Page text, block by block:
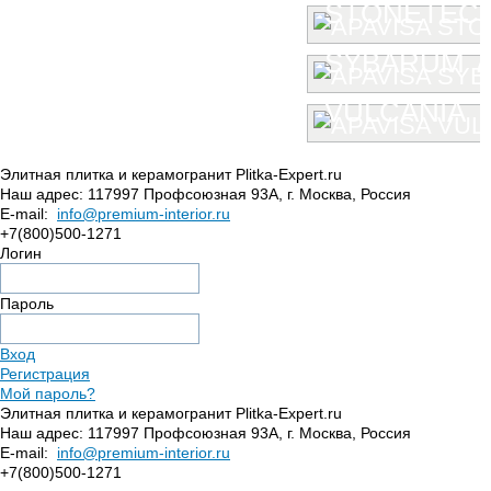
SYBARUM
VULCANIA
Элитная плитка и керамогранит Plitka-Expert.ru
Наш адрес: 117997 Профсоюзная 93А, г. Москва, Россия
E-mail:
info@premium-interior.ru
+7(800)500-1271
Логин
Пароль
Вход
Регистрация
Мой пароль?
Элитная плитка и керамогранит Plitka-Expert.ru
Наш адрес: 117997 Профсоюзная 93А, г. Москва, Россия
E-mail:
info@premium-interior.ru
+7(800)500-1271